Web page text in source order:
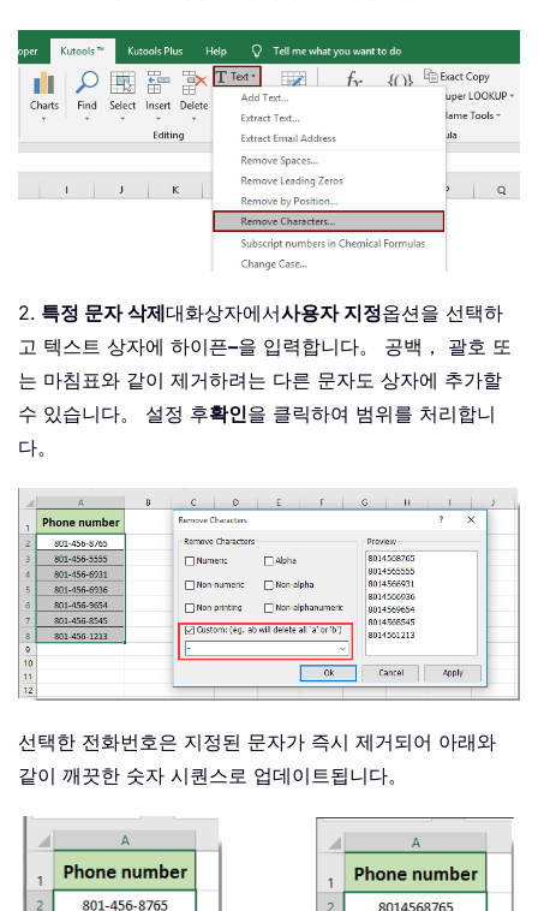
2. 특정 문자 삭제대화상자에서사용자 지정옵션을 선택하
고 텍스트 상자에 하이픈–을 입력합니다。 공백， 괄호 또
는 마침표와 같이 제거하려는 다른 문자도 상자에 추가할
수 있습니다。 설정 후확인을 클릭하여 범위를 처리합니
다。
선택한 전화번호은 지정된 문자가 즉시 제거되어 아래와
같이 깨끗한 숫자 시퀀스로 업데이트됩니다。